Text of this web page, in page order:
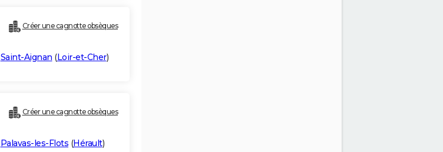
Créer une cagnotte obsèques
Saint-Aignan (Loir-et-Cher)
Créer une cagnotte obsèques
Palavas-les-Flots (Hérault)